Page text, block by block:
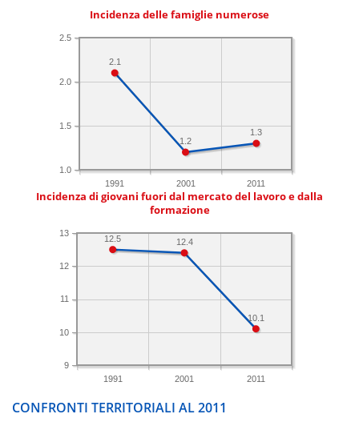
Incidenza delle famiglie numerose
1991 2001 2011
1.0
1.5
2.0
2.5
1.3
1.2
2.1
Incidenza di giovani fuori dal mercato del lavoro e dalla
formazione
1991 2001 2011
9
10
11
12
13
10.1
12.4
12.5
CONFRONTI TERRITORIALI AL 2011